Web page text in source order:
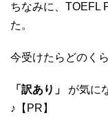
ちなみに、TOEFL
た。
今受けたらどのく
「訳あり」
が気に
♪【PR】